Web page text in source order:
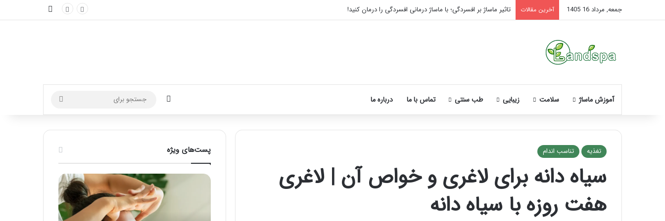
جمعه, مرداد 16 1405 آخرین مقالات تاثیر ماساژ بر افسردگی؛ با ماساژ درمانی افسردگی را درمان کنید!
آموزش ماساژ سلامت زیبایی طب سنتی تماس با ما درباره ما تغییر پوسته
برای
تغذیه تناسب اندام
سیاه دانه برای لاغری و خواص آن | لاغری
هفت روزه با سیاه دانه
پست‌های ویژه
آموزش
شکستن
قولنج
در
ماساژ
برای
راهنمای
ماسور
با
ماساژور